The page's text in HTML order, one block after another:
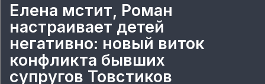
Елена мстит, Роман
настраивает детей
негативно: новый виток
конфликта бывших
супругов Товстиков